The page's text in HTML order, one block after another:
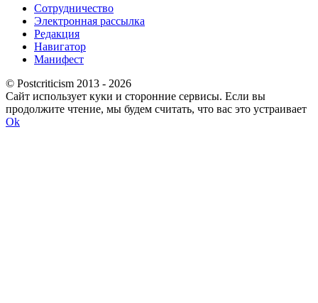
Сотрудничество
Электронная рассылка
Редакция
Навигатор
Манифест
© Postcriticism 2013 - 2026
Сайт использует куки и сторонние сервисы. Если вы
продолжите чтение, мы будем считать, что вас это устраивает
Ok